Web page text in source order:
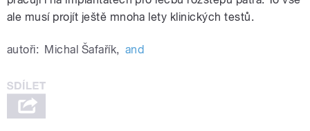
ale musí projít ještě mnoha lety klinických testů.
autoři: Michal Šafařík, and